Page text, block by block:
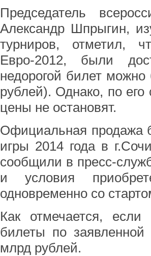
Председатель
Александр Шпрыгин,
турниров, отметил,
Евро-2012, были
недорогой билет
рублей). Однако, по
цены не остановят.
Официальная продажа
игры 2014 года в
сообщили в пресс-
и условия
одновременно со
Как отмечается,
билеты по
млрд рублей.